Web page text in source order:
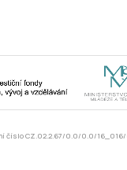
číslo CZ.02.2.67/0.0/0.0/